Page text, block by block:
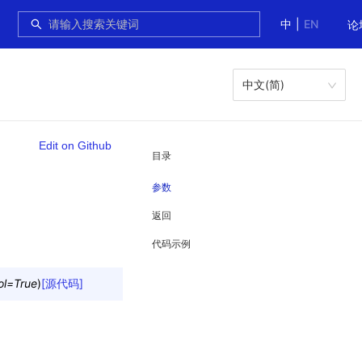
中
EN 论
中文(简)
目录
参数
返回
代码示例
Edit on Github
=True)[源代码]